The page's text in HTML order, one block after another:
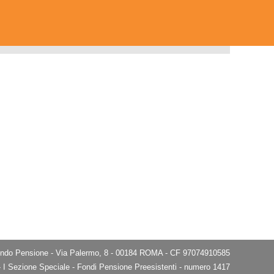
Pensione - Via Palermo, 8 - 00184 ROMA - CF 97074910585
Sezione Speciale - Fondi Pensione Preesistenti - numero 1417